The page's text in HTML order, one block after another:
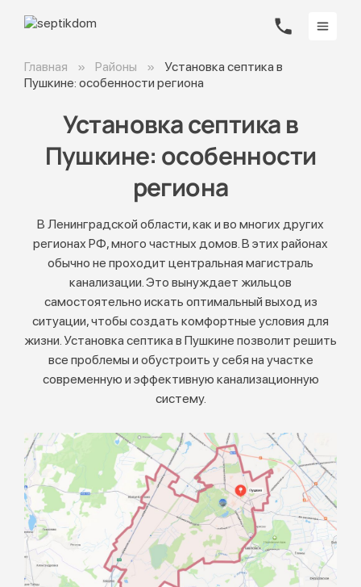
Главная Районы
Установка септика в
Пушкине: особенности региона
Установка септика в
Пушкине: особенности
региона
В Ленинградской области, как и во многих других
регионах РФ, много частных домов. В этих районах
обычно не проходит центральная магистраль
канализации. Это вынуждает жильцов
самостоятельно искать оптимальный выход из
ситуации, чтобы создать комфортные условия для
жизни. Установка септика в Пушкине позволит решить
все проблемы и обустроить у себя на участке
современную и эффективную канализационную
систему.